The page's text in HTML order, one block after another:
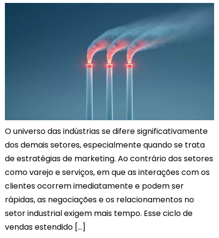
O universo das indústrias se difere significativamente
dos demais setores, especialmente quando se trata
de estratégias de marketing. Ao contrário dos setores
como varejo e serviços, em que as interações com os
clientes ocorrem imediatamente e podem ser
rápidas, as negociações e os relacionamentos no
setor industrial exigem mais tempo. Esse ciclo de
vendas estendido […]